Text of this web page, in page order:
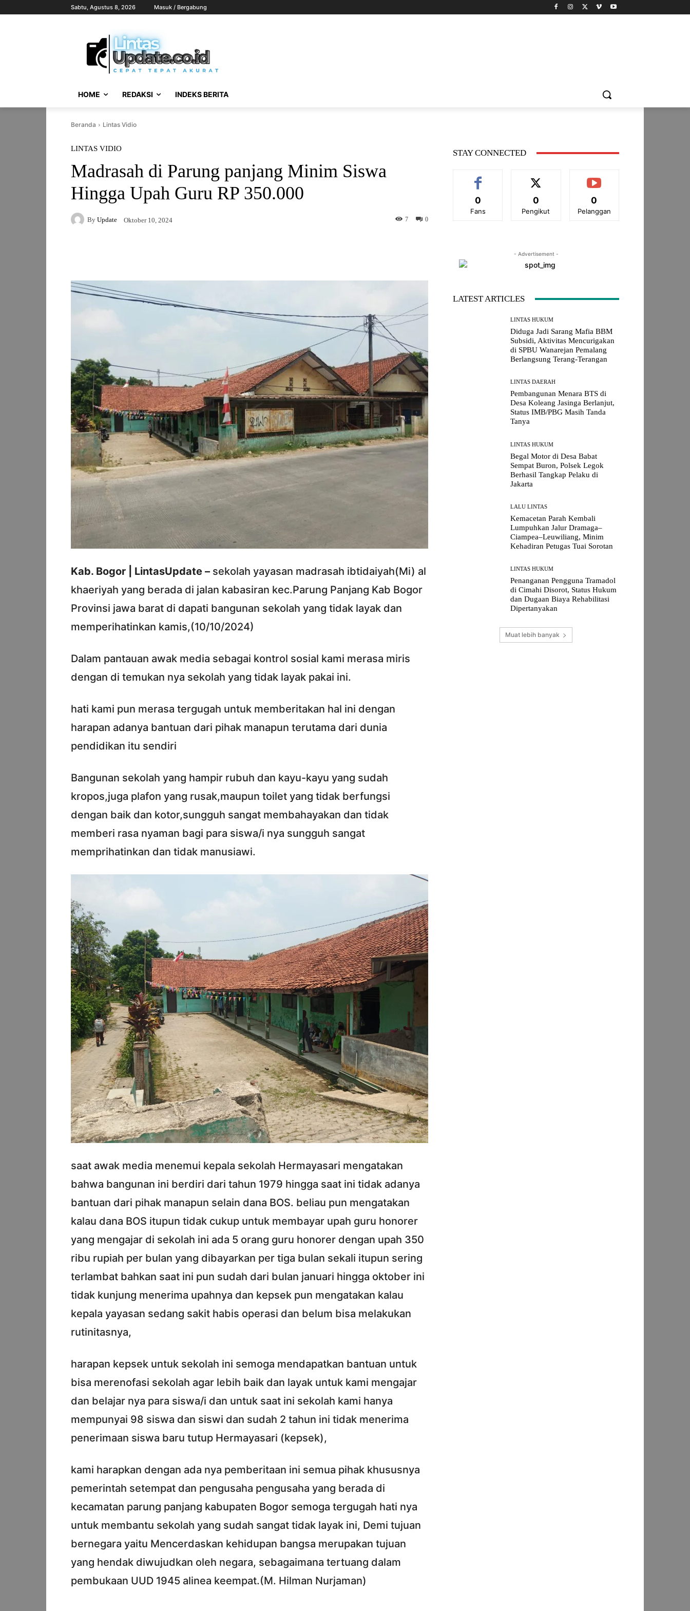
Sabtu, Agustus 8, 2026 Masuk / Bergabung
HOME REDAKSI INDEKS BERITA
Beranda Lintas Vidio
LINTAS VIDIO
Madrasah di Parung panjang Minim Siswa
Hingga Upah Guru RP 350.000
By Update Oktober 10, 2024 0
7
Viber
Kab. Bogor | LintasUpdate – sekolah yayasan madrasah ibtidaiyah(Mi) al
khaeriyah yang berada di jalan kabasiran kec.Parung Panjang Kab Bogor
Provinsi jawa barat di dapati bangunan sekolah yang tidak layak dan
memperihatinkan kamis,(10/10/2024)
Dalam pantauan awak media sebagai kontrol sosial kami merasa miris
dengan di temukan nya sekolah yang tidak layak pakai ini.
hati kami pun merasa tergugah untuk memberitakan hal ini dengan
harapan adanya bantuan dari pihak manapun terutama dari dunia
pendidikan itu sendiri
Bangunan sekolah yang hampir rubuh dan kayu-kayu yang sudah
kropos,juga plafon yang rusak,maupun toilet yang tidak berfungsi
dengan baik dan kotor,sungguh sangat membahayakan dan tidak
memberi rasa nyaman bagi para siswa/i nya sungguh sangat
memprihatinkan dan tidak manusiawi.
saat awak media menemui kepala sekolah Hermayasari mengatakan
bahwa bangunan ini berdiri dari tahun 1979 hingga saat ini tidak adanya
bantuan dari pihak manapun selain dana BOS. beliau pun mengatakan
kalau dana BOS itupun tidak cukup untuk membayar upah guru honorer
yang mengajar di sekolah ini ada 5 orang guru honorer dengan upah 350
ribu rupiah per bulan yang dibayarkan per tiga bulan sekali itupun sering
terlambat bahkan saat ini pun sudah dari bulan januari hingga oktober ini
tidak kunjung menerima upahnya dan kepsek pun mengatakan kalau
kepala yayasan sedang sakit habis operasi dan belum bisa melakukan
rutinitasnya,
harapan kepsek untuk sekolah ini semoga mendapatkan bantuan untuk
bisa merenofasi sekolah agar lebih baik dan layak untuk kami mengajar
dan belajar nya para siswa/i dan untuk saat ini sekolah kami hanya
mempunyai 98 siswa dan siswi dan sudah 2 tahun ini tidak menerima
penerimaan siswa baru tutup Hermayasari (kepsek),
kami harapkan dengan ada nya pemberitaan ini semua pihak khususnya
pemerintah setempat dan pengusaha pengusaha yang berada di
kecamatan parung panjang kabupaten Bogor semoga tergugah hati nya
untuk membantu sekolah yang sudah sangat tidak layak ini, Demi tujuan
bernegara yaitu Mencerdaskan kehidupan bangsa merupakan tujuan
yang hendak diwujudkan oleh negara, sebagaimana tertuang dalam
pembukaan UUD 1945 alinea keempat.(M. Hilman Nurjaman)
STAY CONNECTED
0
Fans
0
Pengikut
0
Pelanggan
- Advertisement -
LATEST ARTICLES
LINTAS HUKUM
Diduga Jadi Sarang Mafia BBM
Subsidi, Aktivitas Mencurigakan
di SPBU Wanarejan Pemalang
Berlangsung Terang-Terangan
LINTAS DAERAH
Pembangunan Menara BTS di
Desa Koleang Jasinga Berlanjut,
Status IMB/PBG Masih Tanda
Tanya
LINTAS HUKUM
Begal Motor di Desa Babat
Sempat Buron, Polsek Legok
Berhasil Tangkap Pelaku di
Jakarta
LALU LINTAS
Kemacetan Parah Kembali
Lumpuhkan Jalur Dramaga–
Ciampea–Leuwiliang, Minim
Kehadiran Petugas Tuai Sorotan
LINTAS HUKUM
Penanganan Pengguna Tramadol
di Cimahi Disorot, Status Hukum
dan Dugaan Biaya Rehabilitasi
Dipertanyakan
Muat lebih banyak